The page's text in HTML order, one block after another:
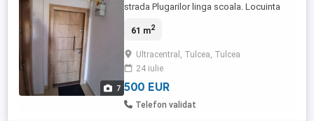
7
strada Plugarilor linga scoala. Locuinta
pregatita pentru mutare imediata, Dotat cu
Pentru mai multe detalii va rog sa ma
contactati pe WhatsApp.
61 m2
Ultracentral, Tulcea, Tulcea
24 iulie
500 EUR
Telefon validat